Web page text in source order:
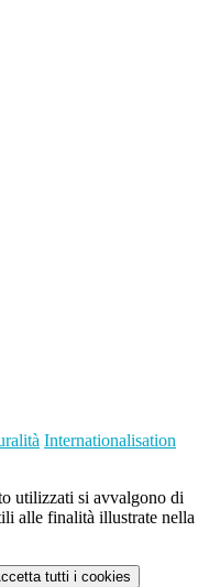
Internationalisation
utilizzati si avvalgono di
alle finalità illustrate nella
tutti i cookies